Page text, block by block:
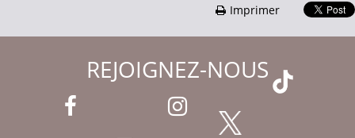
Imprimer
REJOIGNEZ-NOUS